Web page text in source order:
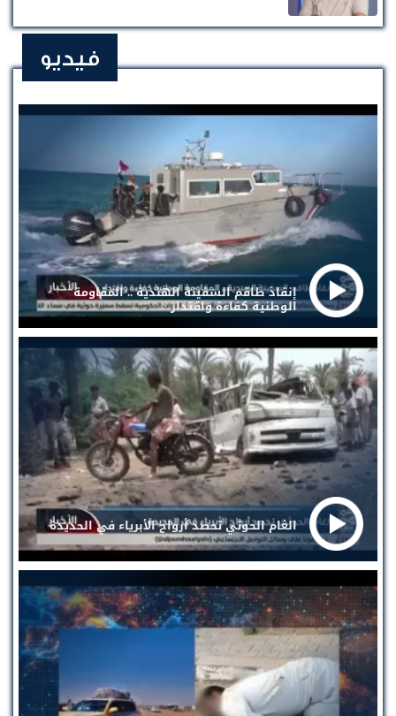
فيديو
إنقاذ طاقم السفينة الهندية .. المقاومة
الوطنية كفاءة واقتدار
الغام الحوثي تحصد أرواح الأبرياء في الحديدة